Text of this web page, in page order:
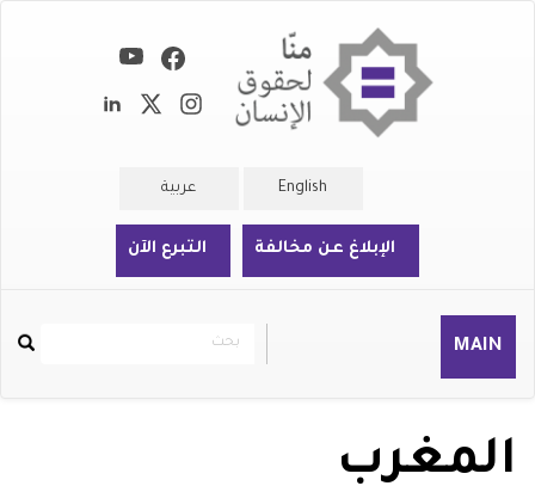
English عربية
الإبلاغ عن مخالفة التبرع الآن
MAIN
Rechercher
بحث
المغرب